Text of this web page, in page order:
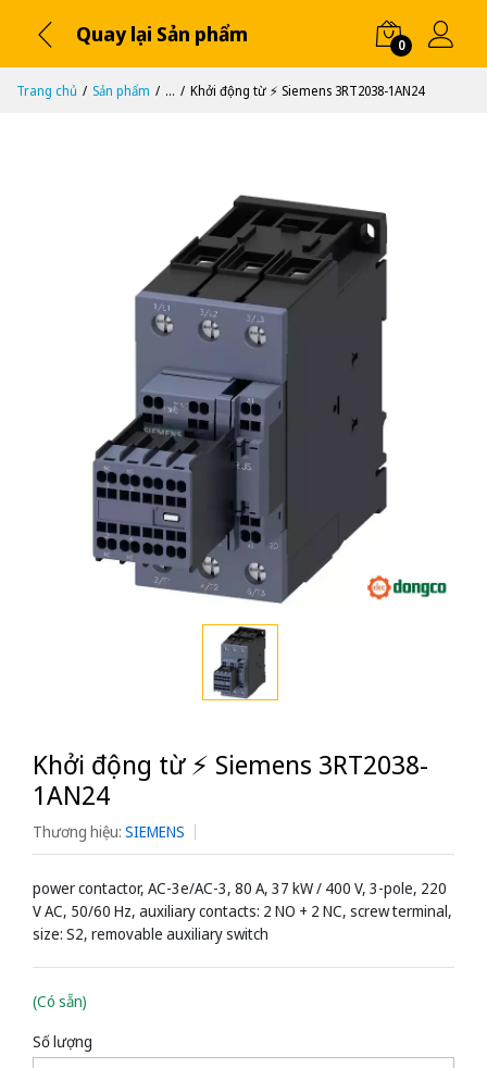
Quay lại Sản phẩm 0
Trang chủ Sản phẩm ... Khởi động từ ⚡️ Siemens 3RT2038-1AN24
Khởi động từ ⚡️ Siemens 3RT2038-
1AN24
Thương hiệu: SIEMENS
power contactor, AC-3e/AC-3, 80 A, 37 kW / 400 V, 3-pole, 220
V AC, 50/60 Hz, auxiliary contacts: 2 NO + 2 NC, screw terminal,
size: S2, removable auxiliary switch
(Có sẵn)
Số lượng